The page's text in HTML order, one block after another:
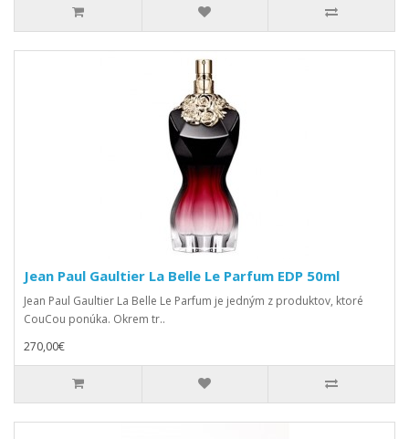
Jean Paul Gaultier La Belle Le Parfum EDP 50ml
Jean Paul Gaultier La Belle Le Parfum je jedným z produktov, ktoré
CouCou ponúka. Okrem tr..
270,00€